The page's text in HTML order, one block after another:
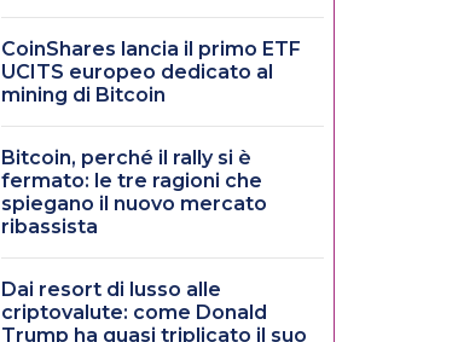
CoinShares lancia il primo ETF
UCITS europeo dedicato al
mining di Bitcoin
Bitcoin, perché il rally si è
fermato: le tre ragioni che
spiegano il nuovo mercato
ribassista
Dai resort di lusso alle
criptovalute: come Donald
Trump ha quasi triplicato il suo